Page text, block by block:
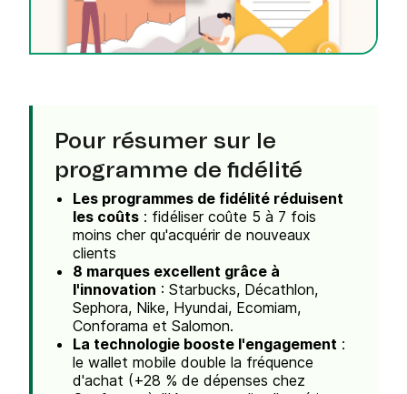
Pour résumer sur le
programme de fidélité
Les programmes de fidélité réduisent
les coûts : fidéliser coûte 5 à 7 fois
moins cher qu'acquérir de nouveaux
clients
8 marques excellent grâce à
l'innovation : Starbucks, Décathlon,
Sephora, Nike, Hyundai, Ecomiam,
Conforama et Salomon.
La technologie booste l'engagement :
le wallet mobile double la fréquence
d'achat (+28 % de dépenses chez